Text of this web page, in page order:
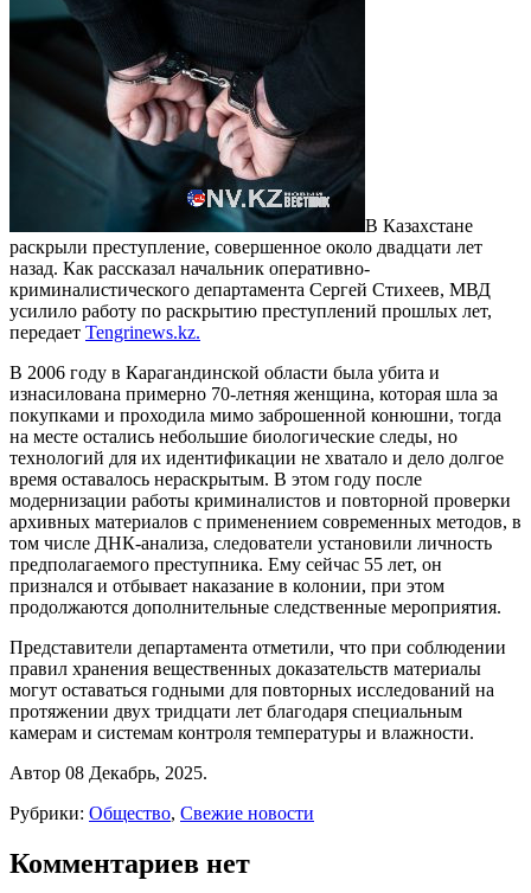
В Казахстане
раскрыли преступление, совершенное около двадцати лет
назад. Как рассказал начальник оперативно-
криминалистического департамента Сергей Стихеев, МВД
усилило работу по раскрытию преступлений прошлых лет,
передает Tengrinews.kz.
В 2006 году в Карагандинской области была убита и
изнасилована примерно 70-летняя женщина, которая шла за
покупками и проходила мимо заброшенной конюшни, тогда
на месте остались небольшие биологические следы, но
технологий для их идентификации не хватало и дело долгое
время оставалось нераскрытым. В этом году после
модернизации работы криминалистов и повторной проверки
архивных материалов с применением современных методов, в
том числе ДНК-анализа, следователи установили личность
предполагаемого преступника. Ему сейчас 55 лет, он
признался и отбывает наказание в колонии, при этом
продолжаются дополнительные следственные мероприятия.
Представители департамента отметили, что при соблюдении
правил хранения вещественных доказательств материалы
могут оставаться годными для повторных исследований на
протяжении двух тридцати лет благодаря специальным
камерам и системам контроля температуры и влажности.
Автор 08 Декабрь, 2025.
Рубрики: Общество, Свежие новости
Комментариев нет